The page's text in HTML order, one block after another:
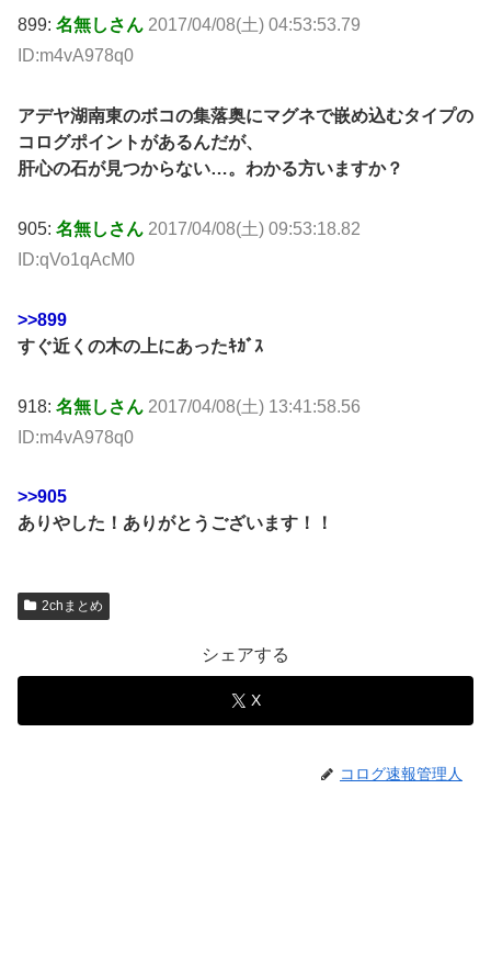
899: 名無しさん 2017/04/08(土) 04:53:53.79
ID:m4vA978q0
アデヤ湖南東のボコの集落奥にマグネで嵌め込むタイプの
コログポイントがあるんだが、
肝心の石が見つからない…。わかる方いますか？
905: 名無しさん 2017/04/08(土) 09:53:18.82
ID:qVo1qAcM0
>>899
すぐ近くの木の上にあったｷｶﾞｽ
918: 名無しさん 2017/04/08(土) 13:41:58.56
ID:m4vA978q0
>>905
ありやした！ありがとうございます！！
2chまとめ
シェアする
X
コログ速報管理人